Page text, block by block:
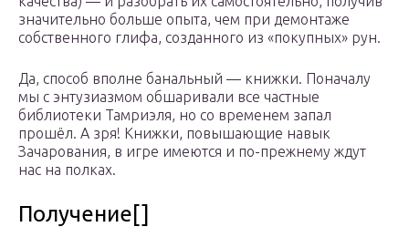
значительно больше опыта, чем при демонтаже
собственного глифа, созданного из «покупных» рун.
Да, способ вполне банальный — книжки. Поначалу
мы с энтузиазмом обшаривали все частные
библиотеки Тамриэля, но со временем запал
прошёл. А зря! Книжки, повышающие навык
Зачарования, в игре имеются и по-прежнему ждут
нас на полках.
Получение[]